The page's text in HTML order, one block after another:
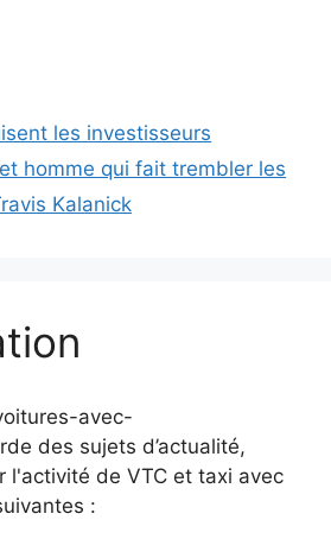
les investisseurs
homme qui fait trembler les
Kalanick
avec-
des sujets d’actualité,
l'activité de VTC et taxi avec
: